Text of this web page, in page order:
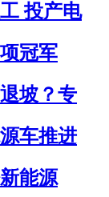
投产电
冠军
坡？专
车推进
能源